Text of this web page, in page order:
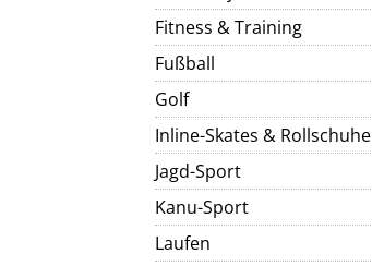
Fitness & Training
Fußball
Golf
Inline-Skates & Rollschuhe
Jagd-Sport
Kanu-Sport
Laufen